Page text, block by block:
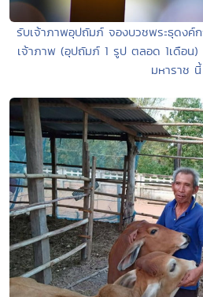
รับเจ้าภาพอุปถัมภ์ จองบวชพระธุดงค์
เจ้าภาพ (อุปถัมภ์ 1 รูป ตลอด 1เดือ
มหาราช นี้